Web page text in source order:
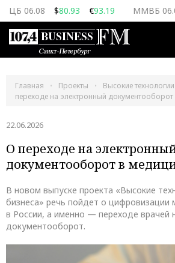
ЦБ 06.08 $80.93 €93.19 ММВБ
Главная Проекты Высокие
переходе на электронный
22.06.2026
О переходе на
документооборот в
В новом выпуске проекта «Высокие
бизнеса» речь пойдет о цифровизации
в России, а именно — переходе врачей
документооборот.